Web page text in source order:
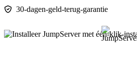
30-dagen-geld-terug-garantie